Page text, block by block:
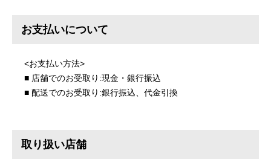
お支払いについて
<お支払い方法>
■ 店舗でのお受取り:現金・銀行振込
■ 配送でのお受取り:銀行振込、代金引換
取り扱い店舗